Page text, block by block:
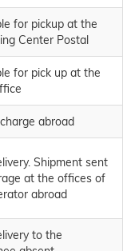
for pickup at the
Center Postal
for pick up at the
abroad
Shipment sent
at the offices of
abroad
to the